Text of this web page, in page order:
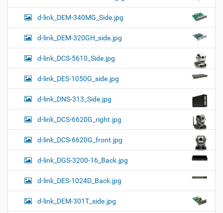
d-link_DEM-340MG_Side.jpg
d-link_DEM-320GH_side.jpg
d-link_DCS-5610_Side.jpg
d-link_DES-1050G_side.jpg
d-link_DNS-313_Side.jpg
d-link_DCS-6620G_right.jpg
d-link_DCS-6620G_front.jpg
d-link_DGS-3200-16_Back.jpg
d-link_DES-1024D_Back.jpg
d-link_DEM-301T_side.jpg